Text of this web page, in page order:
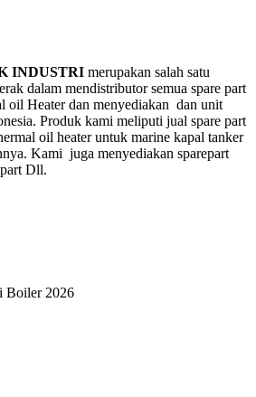
INDUSTRI merupakan salah satu
dalam mendistributor semua spare part
oil Heater dan menyediakan dan unit
Produk kami meliputi jual spare part
oil heater untuk marine kapal tanker
Kami juga menyediakan sparepart
Dll.
Boiler 2026